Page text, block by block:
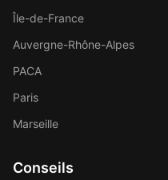
Île-de-France
Auvergne-Rhône-Alpes
PACA
Paris
Marseille
Conseils